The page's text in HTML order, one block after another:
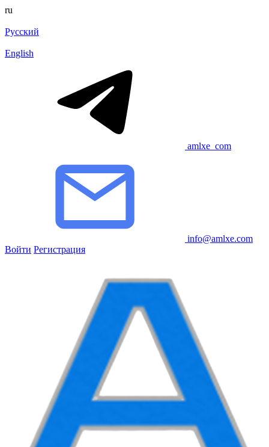
ru
Русский
English
amlxe_com
info@amlxe.com
Войти Регистрация